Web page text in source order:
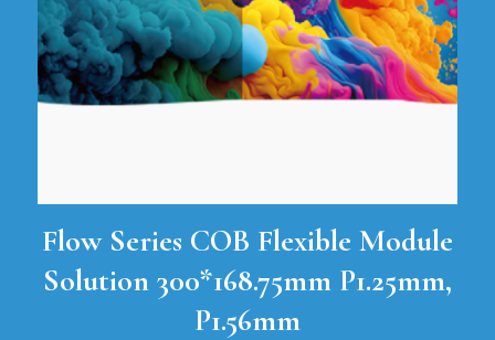
Flow Series COB Flexible Module
Solution 300*168.75mm P1.25mm,
P1.56mm